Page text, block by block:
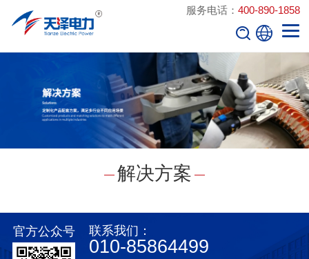
服务电话： 400-890-1858
解决方案
官方公众号 联系我们：
010-85864499